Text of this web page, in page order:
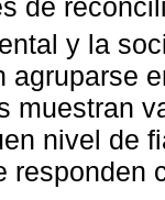
de
y la
agruparse
muestran
nivel de
responden